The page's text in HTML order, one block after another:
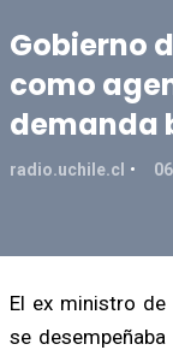
Gobierno
como
demanda
radio.uchile.cl
El ex ministro de
se